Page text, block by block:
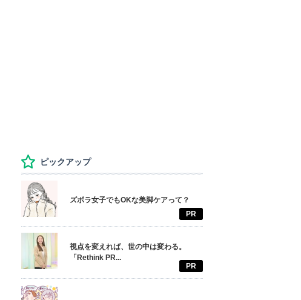
ピックアップ
ズボラ女子でもOKな美脚ケアって？
PR
視点を変えれば、世の中は変わる。
「Rethink PR...
PR